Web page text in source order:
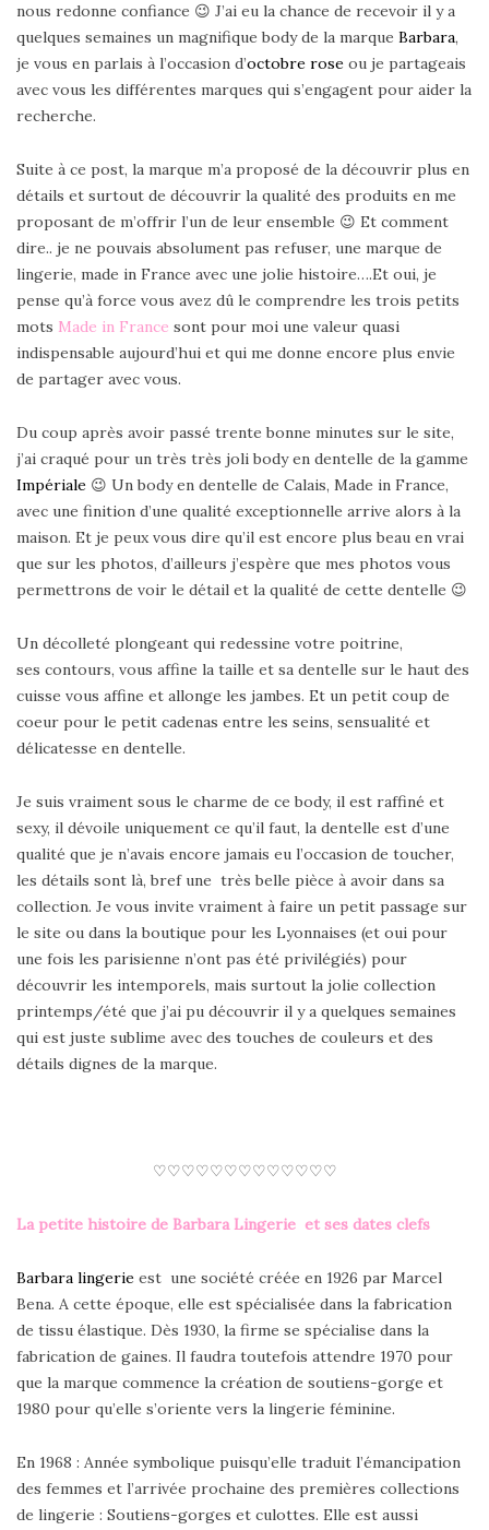
nous redonne confiance 😉 J’ai eu la chance de recevoir il y a
quelques semaines un magnifique body de la marque Barbara,
je vous en parlais à l’occasion d’octobre rose ou je partageais
avec vous les différentes marques qui s’engagent pour aider la
recherche.
Suite à ce post, la marque m’a proposé de la découvrir plus en
détails et surtout de découvrir la qualité des produits en me
proposant de m’offrir l’un de leur ensemble 😉 Et comment
dire.. je ne pouvais absolument pas refuser, une marque de
lingerie, made in France avec une jolie histoire….Et oui, je
pense qu’à force vous avez dû le comprendre les trois petits
mots Made in France sont pour moi une valeur quasi
indispensable aujourd’hui et qui me donne encore plus envie
de partager avec vous.
Du coup après avoir passé trente bonne minutes sur le site,
j’ai craqué pour un très très joli body en dentelle de la gamme
Impériale 😉 Un body en dentelle de Calais, Made in France,
avec une finition d’une qualité exceptionnelle arrive alors à la
maison. Et je peux vous dire qu’il est encore plus beau en vrai
que sur les photos, d’ailleurs j’espère que mes photos vous
permettrons de voir le détail et la qualité de cette dentelle 😉
Un décolleté plongeant qui redessine votre poitrine,
ses contours, vous affine la taille et sa dentelle sur le haut des
cuisse vous affine et allonge les jambes. Et un petit coup de
coeur pour le petit cadenas entre les seins, sensualité et
délicatesse en dentelle.
Je suis vraiment sous le charme de ce body, il est raffiné et
sexy, il dévoile uniquement ce qu’il faut, la dentelle est d’une
qualité que je n’avais encore jamais eu l’occasion de toucher,
les détails sont là, bref une très belle pièce à avoir dans sa
collection. Je vous invite vraiment à faire un petit passage sur
le site ou dans la boutique pour les Lyonnaises (et oui pour
une fois les parisienne n’ont pas été privilégiés) pour
découvrir les intemporels, mais surtout la jolie collection
printemps/été que j’ai pu découvrir il y a quelques semaines
qui est juste sublime avec des touches de couleurs et des
détails dignes de la marque.
♡♡♡♡♡♡♡♡♡♡♡♡♡
La petite histoire de Barbara Lingerie et ses dates clefs
Barbara lingerie est une société créée en 1926 par Marcel
Bena. A cette époque, elle est spécialisée dans la fabrication
de tissu élastique. Dès 1930, la firme se spécialise dans la
fabrication de gaines. Il faudra toutefois attendre 1970 pour
que la marque commence la création de soutiens-gorge et
1980 pour qu’elle s’oriente vers la lingerie féminine.
En 1968 : Année symbolique puisqu’elle traduit l’émancipation
des femmes et l’arrivée prochaine des premières collections
de lingerie : Soutiens-gorges et culottes. Elle est aussi